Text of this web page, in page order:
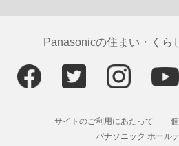
Panasonicの住まい・くら
サイトのご利用にあたって
パナソニック ホール